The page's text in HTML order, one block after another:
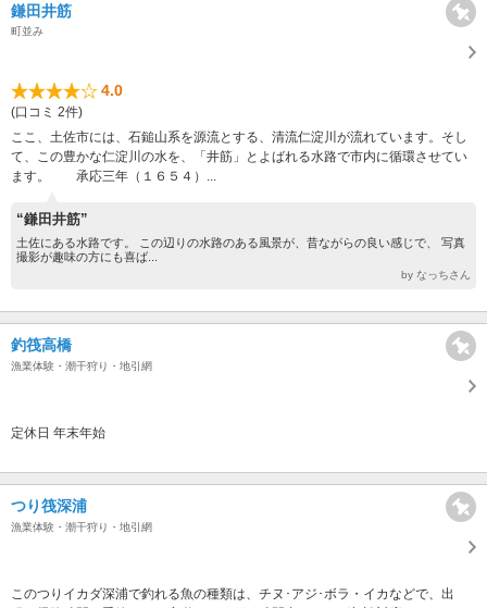
鎌田井筋
町並み
4.0
(口コミ 2件)
ここ、土佐市には、石鎚山系を源流とする、清流仁淀川が流れています。そし
て、この豊かな仁淀川の水を、「井筋」とよばれる水路で市内に循環させてい
ます。 承応三年（１６５４）...
“鎌田井筋”
土佐にある水路です。 この辺りの水路のある風景が、昔ながらの良い感じで、 写真
撮影が趣味の方にも喜ば...
by なっちさん
釣筏高橋
漁業体験・潮干狩り・地引網
定休日 年末年始
つり筏深浦
漁業体験・潮干狩り・地引網
このつりイカダ深浦で釣れる魚の種類は、チヌ･アジ･ボラ・イカなどで、出